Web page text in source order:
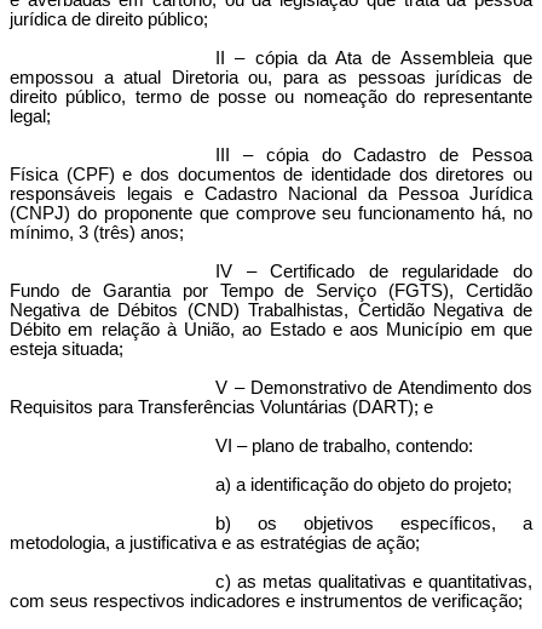
jurídica de direito público;
II – cópia da Ata de Assembleia que
empossou a atual Diretoria ou, para as pessoas jurídicas de
direito público, termo de posse ou nomeação do representante
legal;
III – cópia doCadastro de Pessoa
Física (CPF) e dos documentos de identidade dos diretores ou
responsáveis legais e Cadastro Nacional da Pessoa Jurídica
(CNPJ) do proponente que comprove seu funcionamento há, no
mínimo, 3 (três) anos;
IV – Certificado de regularidade do
Fundo de Garantia por Tempo de Serviço (FGTS), Certidão
Negativa de Débitos (CND) Trabalhistas, Certidão Negativa de
Débito em relação à União, ao Estado e aos Município em que
esteja situada;
V – Demonstrativo de Atendimento dos
Requisitos para Transferências Voluntárias (DART); e
VI – plano de trabalho, contendo:
a) a identificação do objeto do projeto;
b) os objetivos específicos, a
metodologia, a justificativa e as estratégias de ação;
c) as metas qualitativas e quantitativas,
com seus respectivos indicadores e instrumentos de verificação;